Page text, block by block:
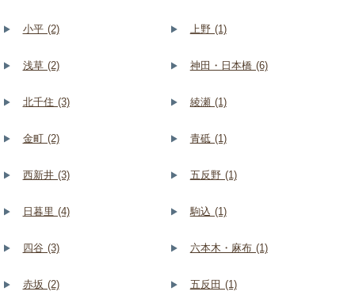
小平 (2) 上野 (1)
浅草 (2) 神田・日本橋 (6)
北千住 (3) 綾瀬 (1)
金町 (2) 青砥 (1)
西新井 (3) 五反野 (1)
日暮里 (4) 駒込 (1)
四谷 (3) 六本木・麻布 (1)
赤坂 (2) 五反田 (1)